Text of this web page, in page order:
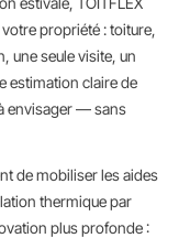
propriété : toiture,
une seule visite, un
estimation claire de
envisager — sans
de mobiliser les aides
thermique par
plus profonde :